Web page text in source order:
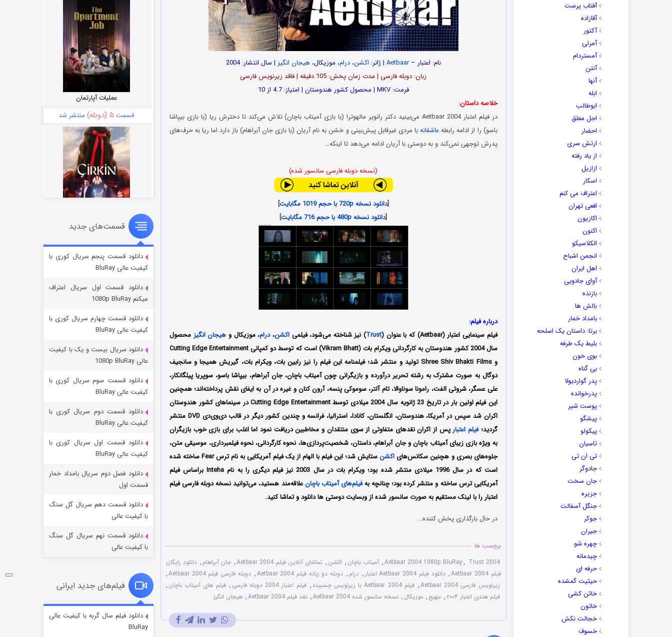
آفتاب پرست
آقازاده
آکتور
آمرلی
آمستردام
آنتن
آنها
ابله
ابوطالب
اجل معلق
احضار
ارتش سری
از یاد رفته
ازازیل
اسکار
اعتراف می کنم
افعی تهران
اکازیون
اکنون
الکلاسیکو
انجمن اشباح
اهل ایران
آوای جادویی
بازنده
بالش ها
بامداد خمار
برتا: داستان یک اسلحه
بلیط یک‌‌ طرفه
بوی خون
بی گناه
پدر گواردیولا
پدرخوانده
پوست شیر
پیشگو
پیکولو
تاسیان
تی ان تی
جادوگر
جان سخت
جزیره
جنگل آسفالت
جوکر
جیران
چهره شو
چیدمانه
حرفه ای
حیثیت گمشده
خائن کشی
خاتون
خجالت نکش
خسوف
نام: اعتبار –Aetbaar | ژانر: اکشن،درام، موزیکال، هیجان انگیز | سال انتشار: 2004
زبان: دوبله فارسی | مدت زمان پخش: 105 دقیقه | فاقد زیرنویس فارسی
فرمت: MKV | محصول کشور هندوستان | امتیاز: 4.7 از 10
خلاصه داستان:
در فیلم اعتبار Aetbaar 2004 می‌بینید دکتر رانویر مالهوترا (با بازی آمیتاب باچان) تلاش می‌کند تا دخترش ریا (با بازی بیپاشا
باسو) را از ادامه رابطهعاشقانهبا مردی غیرقابل پیش‌بینی و خشن به نام آریان (با بازی جان آبراهام) باز دارد اما ریا به حرف‌های
پدرش توجهی نمی‌کند و به دوستی با آریان ادامه می‌دهد تا اینکه…
(نسخه دوبله فارسی سانسور شده)
[دانلود نسخه 720p با حجم 1019 مگابایت
]
[دانلود نسخه 480p با حجم 716 مگابایت ]
درباره فیلم:
فیلم سینمایی اعتبار (Aetbaar) که با عنوان (
Trust) نیز شناخته می‌شود، فیلمیاکشن،درام، موزیکال و هیجان انگیز محصول
سال 2004 کشور هندوستان به کارگردانی ویکرام بات (Vikram Bhatt) است که توسط دو کمپانی Cutting Edge Entertainment
و Shree Shiv Bhakti Films تولید و منتشر شد؛ فیلمنامه این فیلم را نیز رابین بات، ویکرام بات، گیریش همیجا و سانجیف
دوگال به صورت مشترک به رشته تحریر درآورده و بازیگرانی چون آمیتاب باچان، جان آبراهام، بیپاشا باسو، سوپریا پیلگانکار،
علی عسگر، شروتی الفت، رامونا سوناوالا، تام آلتر، سوموکی پنسه، آرون کنان و غیره در آن به ایفای نقش پرداخته‌اند؛ همچنین
این فیلم اولین بار در تاریخ 23 ژانویه سال 2004 میلادی توسط Cutting Edge Entertainment در سینماهای کشور هندوستان
اکران شد سپس در آمریکا، هندوستان، انگلستان، کانادا، استرالیا، فرانسه و چندین کشور دیگر در قالب دی‌وی‌دی DVD منتشر
گردید؛فیلم اعتبار پس از اکران نقدهای متفاوتی از سوی منتقدان و مخاطبین دریافت نمود اما اغلب برای بازی خوب بازیگران
به ویژه بازی زیبای آمیتاب باچان و جان آبراهام، داستان، شخصیت‌پردازی‌ها، نحوه کارگردانی، نحوه فیلمبرداری، موسیقی متن،
جلوه‌های بصری و هچنین سکانس‌های اکشن
ستایش شد؛ این فیلم با الهام از یک فیلم آمریکایی به نام ترس Fear ساخته شده
است که در سال 1996 میلادی منتشر شده بود
؛ ویکرام بات در سال 2003 نیز فیلم دیگری را به نام Inteha براساس فیلم
آمریکایی ترس ساخته و منتشر کرده بود؛چنانچه بهفیلم‌های آمیتاب باچانعلاقه‌مند هستید، می‌توانید نسخه دوبله فارسی فیلم
اعتبار را با لینک مستقیم به صورت سانسور شده از وبسایت دوستی ها دانلود و تماشا کنید.
در حال بارگذاری پخش کننده...
برچسب ها
Aetbaar 2004 1080p BluRay, Trust 2004
, آمیتاب باچان , اکشن , تماشای آنلاین فیلم Aetbaar 2004 , جان آبراهام , دانلود رایگان
فیلم Aetbaar 2004
, دانلود فیلم Aetbaar 2004 اعتبار , درام , دوبله دو زبانه فیلم Aetbaar 2004 , دوبله فارسی فیلم Aetbaar 2004
,
زیرنویس فارسی Aetbaar 2004
, فیلم Aetbaar 2004 با زیرنویس چسبیده , فیلم اعتبار 2004 دوبله فارسی , فیلم های آمیتاب باچان ,
فیلم هندی اعتبار ۲۰۰۴
, مهیج , موزیکال , نسخه سانسور شده Aetbaar 2004 , نقد فیلم Aetbaar 2004 , هیجان انگیز
عملیات آپارتمان
قسمت ۵ (دوبله) منتشر شد
سریال زشت
قسمت۲ (زیرنویس) منتشر شد
مردگان متحرک: شهر مرده ۳
شکست استوارت در نجات جهان
قسمت ۷ (زیرنویس) منتشر شد
شوگر فصل ۲
قسمت
قسمت‌های جدید
دانلود قسمت پنجم سریال کوری با
کیفیت عالی BluRay
دانلود قسمت اول سریال اعتراف
میکنم 1080p BluRay
دانلود قسمت چهارم سریال کوری با
کیفیت عالی BluRay
دانلود سریال بیست و یک با کیفیت
عالی 1080p BluRay
دانلود قسمت سوم سریال کوری با
کیفیت عالی BluRay
دانلود قسمت دوم سریال کوری با
کیفیت عالی BluRay
دانلود قسمت اول سریال کوری با
کیفیت عالی BluRay
دانلود فصل دوم سریال بامداد خمار
قسمت اول
دانلود قسمت دهم سریال گل سنگ
با کیفیت عالی
دانلود قسمت نهم سریال گل سنگ
با کیفیت عالی
فیلم‌های جدید ایرانی
دانلود فیلم سال گربه با کیفیت عالی
BluRay